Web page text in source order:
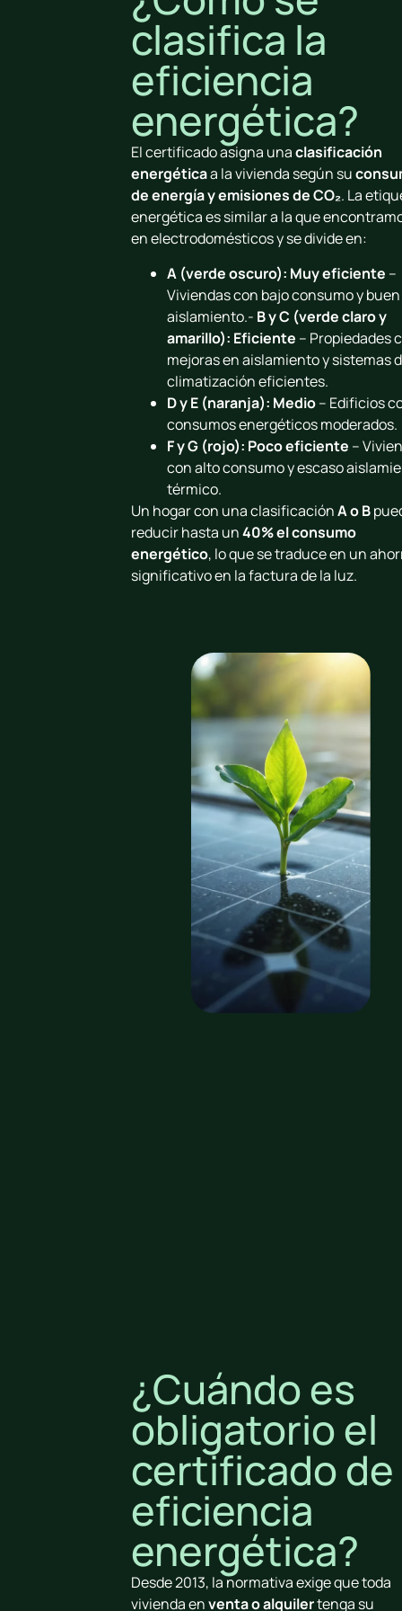
clasifica la
eficiencia
energética?
El certificado asigna unaclasificación
energéticaa la vivienda según su
de energía y emisiones de CO₂. La
energética es similar a la que
en electrodomésticos y se divide en:
A (verde oscuro): Muy eficiente –
Viviendas con bajo consumo y buen
aislamiento.- B y C (verde claro y
amarillo): Eficiente – Propiedades
mejoras en aislamiento y sistemas
climatización eficientes.
D y E (naranja): Medio– Edificios
consumos energéticos moderados.
F y G (rojo): Poco eficiente –
con alto consumo y escaso
térmico.
Un hogar con una clasificaciónA o B
reducir hasta un40% el consumo
energético, lo que se traduce en un
significativo en la factura de la luz.
¿Cuándo es
obligatorio el
certificado de
eficiencia
energética?
Desde 2013, la normativa exige que toda
vivienda enventa o alquilertenga su